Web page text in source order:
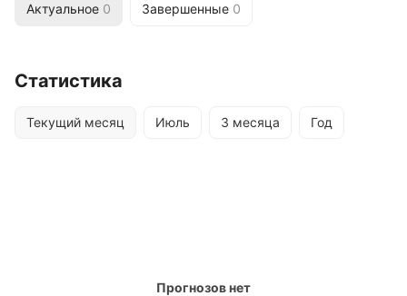
Актуальное 0 Завершенные 0
Статистика
Текущий месяц Июль 3 месяца Год
Прогнозов нет